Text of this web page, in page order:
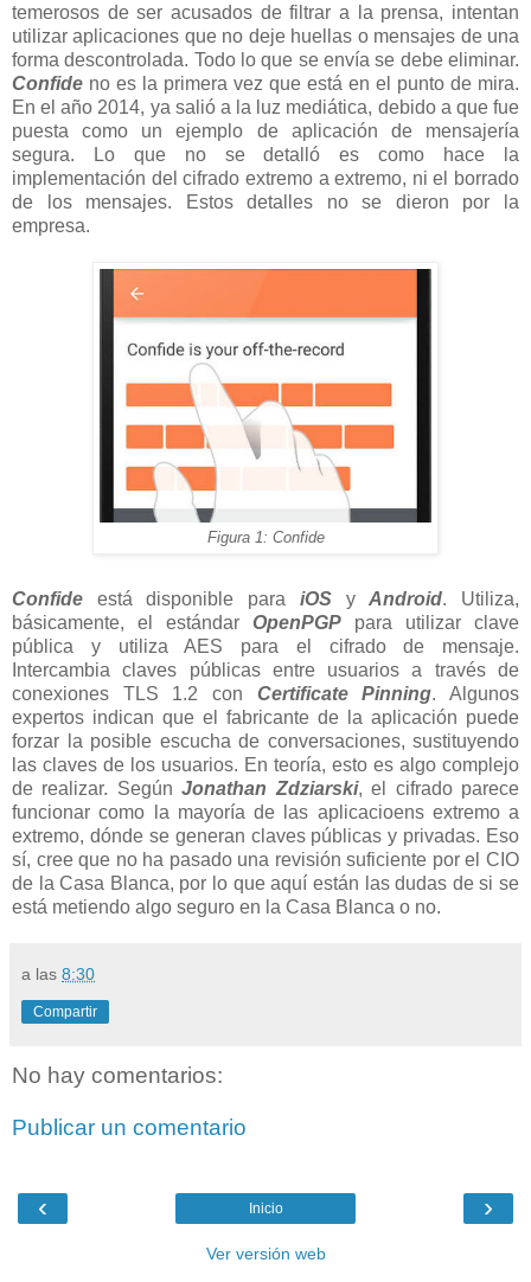
temerosos de ser acusados de filtrar a la prensa, intentan
utilizar aplicaciones que no deje huellas o mensajes de una
forma descontrolada. Todo lo que se envía se debe eliminar.
Confide no es la primera vez que está en el punto de mira.
En el año 2014, ya salió a la luz mediática, debido a que fue
puesta como un ejemplo de aplicación de mensajería
segura. Lo que no se detalló es como hace la
implementación del cifrado extremo a extremo, ni el borrado
de los mensajes. Estos detalles no se dieron por la
empresa.
Figura 1: Confide
Confide está disponible para iOS yAndroid. Utiliza,
básicamente, el estándar OpenPGP para utilizar clave
pública y utiliza AES para el cifrado de mensaje.
Intercambia claves públicas entre usuarios a través de
conexiones TLS 1.2 con Certificate Pinning. Algunos
expertos indican que el fabricante de la aplicación puede
forzar la posible escucha de conversaciones, sustituyendo
las claves de los usuarios. En teoría, esto es algo complejo
de realizar. SegúnJonathan Zdziarski, el cifrado parece
funcionar como la mayoría de las aplicacioens extremo a
extremo, dónde se generan claves públicas y privadas. Eso
sí, cree que no ha pasado una revisión suficiente por el CIO
de la Casa Blanca, por lo que aquí están las dudas de si se
está metiendo algo seguro en la Casa Blanca o no.
a las 8:30
Compartir
No hay comentarios:
Publicar un comentario
‹ ›
Inicio
Ver versión web